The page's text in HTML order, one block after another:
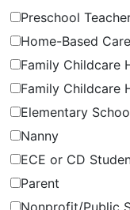
Preschool
Home-Based
Family Childcare
Family Childcare
Elementary
Nanny
ECE or CD
Parent